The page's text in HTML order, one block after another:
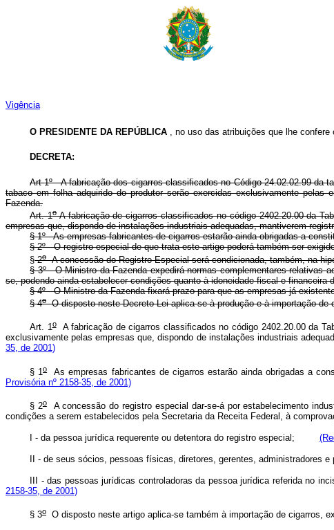
Vigência
O PRESIDENTE DA REPÚBLICA , no uso das atribuições que lhe
DECRETA:
Art 1º - A fabricação dos cigarros classificados no Código 24.02.02.99 da
tabaco em folha adquirido do produtor serão exercidas exclusivamente
Fazenda.
Art. 1oA fabricação de cigarros classificados no código 2402.20.00 da
empresas que, dispondo de instalações industriais adequadas, mantiverem
§ 1º - As empresas fabricantes de cigarros estarão ainda obrigadas a
§ 2º - O registro especial de que trata este artigo poderá também ser
§2oA concessão do Registro Especial será condicionada, também, na
§ 3º - O Ministro da Fazenda expedirá normas complementares
se, podendo ainda estabelecer condições quanto à idoneidade fiscal e
§ 4º - O Ministro da Fazenda fixará prazo para que as empresas já
§ 4oO disposto neste Decreto-Lei aplica-se à produção e à
Art. 1oA fabricação de cigarros classificados no código 2402.20.00 da
exclusivamente pelas empresas que, dispondo de instalações industriais
35, de 2001)
§ 1oAs empresas fabricantes de cigarros estarão ainda obrigadas a
Provisória nº 2158-35, de 2001)
§ 2oA concessão do registro especial dar-se-á por estabelecimento
condições a serem estabelecidos pela Secretaria da Receita Federal, à
I - da pessoa jurídica requerente ou detentora do registro especial;
II - de seus sócios, pessoas físicas, diretores, gerentes,
III - das pessoas jurídicas controladoras da pessoa jurídica referida
2158-35, de 2001)
§ 3o O disposto neste artigo aplica-se também à importação de